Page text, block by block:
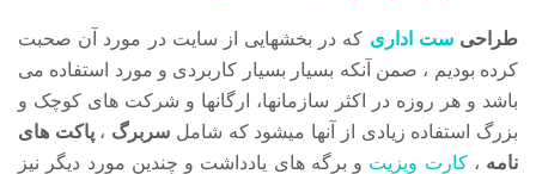
طراحیست اداری که در بخشهایی از سایت در مورد آن صحبت
کرده بودیم ، صمن آنکه بسیار بسیار کاربردی و مورد استفاده می
باشد و هر روزه در اکثر سازمانها، ارگانها و شرکت های کوچک و
بزرگ استفاده زیادی از آنها میشود که شامل سربرگ ،پاکت های
نامه ،کارت ویزیت و برگه های یادداشت و چندین مورد دیگر نیز